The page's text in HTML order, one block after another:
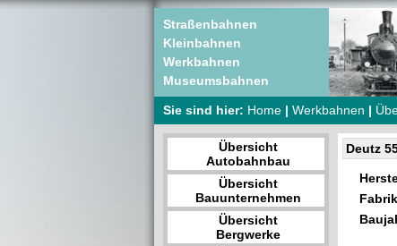
Straßenbahnen
Kleinbahnen
Werkbahnen
Museumsbahnen
Sie sind hier: Home | Werkbahnen |
Übersicht
Autobahnbau
Übersicht
Bauunternehmen
Übersicht
Bergwerke
Deutz